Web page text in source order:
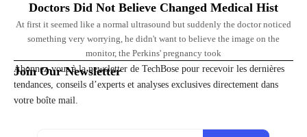
Doctors Did Not Believe Changed Medical Hist
At first it seemed like a normal ultrasound but suddenly the doctor noticed
something very worrying, he didn't want to believe the image on the
monitor, the Perkins' pregnancy took
Join Our Newsletter
Abonnez-vous à la newsletter de TechBose pour recevoir les dernières
tendances, conseils d’experts et analyses exclusives directement dans
votre boîte mail.